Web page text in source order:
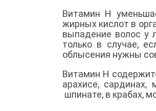
Витамин Н
жирных кислот в
выпадение волос у
только в случае,
облысения нужны
Витамин Н
арахисе, сардинах,
шпинате, в крабах,